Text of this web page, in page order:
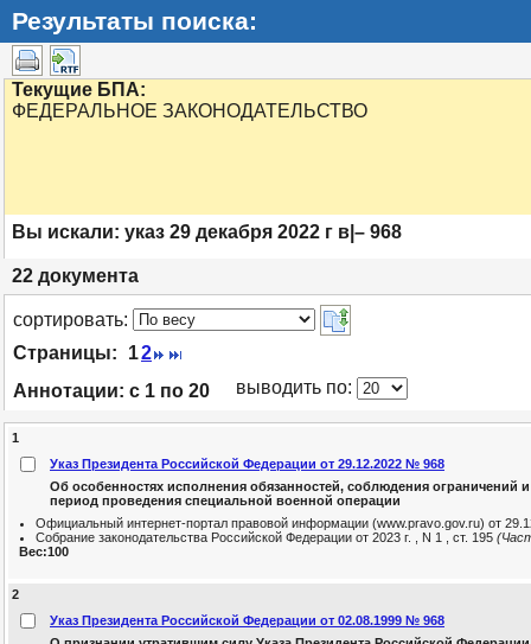
Результаты поиска:
Текущие БПА:
ФЕДЕРАЛЬНОЕ ЗАКОНОДАТЕЛЬСТВО
Вы искали: указ 29 декабря 2022 г в|– 968
22 документа
cортировать:
Страницы:
12
Аннотации: с 1 по 20 выводить по: